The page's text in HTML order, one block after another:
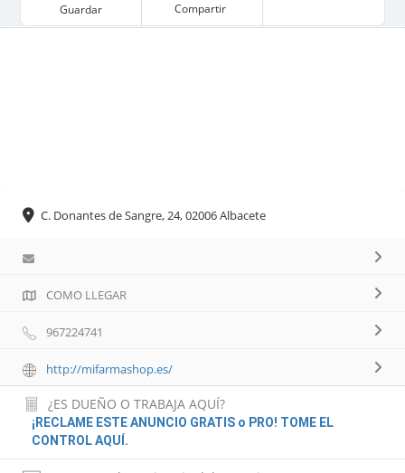
Guardar Compartir
C. Donantes de Sangre, 24, 02006 Albacete
COMO LLEGAR
967224741
http://mifarmashop.es/
¿ES DUEÑO O TRABAJA AQUÍ?
¡RECLAME ESTE ANUNCIO GRATIS o PRO! TOME EL
CONTROL AQUÍ.